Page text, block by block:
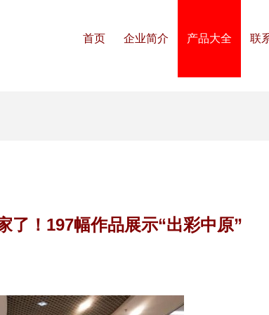
首页 企业简介 产品大全 联
了！197幅作品展示“出彩中原”